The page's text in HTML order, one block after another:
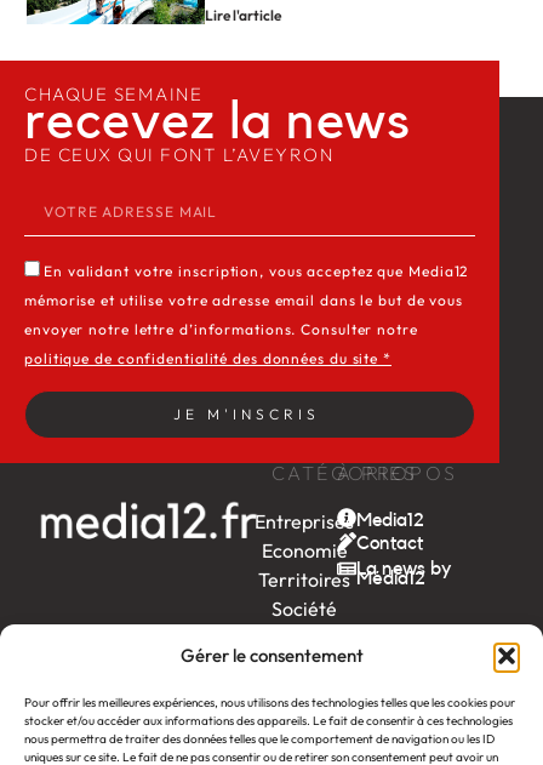
Gérer le consentement
Pour offrir les meilleures expériences, nous utilisons des technologies telles que les cookies pour
stocker et/ou accéder aux informations des appareils. Le fait de consentir à ces technologies
nous permettra de traiter des données telles que le comportement de navigation ou les ID
uniques sur ce site. Le fait de ne pas consentir ou de retirer son consentement peut avoir un
Lire l'article
CATÉGORIES
Entreprises
Economie
Territoires
Société
end
Ambition
by EDF
À PROPOS
Media12
Contact
La news by
Média12
CHAQUE SEMAINE
recevez la news​
DE CEUX QUI FONT L’AVEYRON
En validant votre inscription, vous acceptez que Media12
mémorise et utilise votre adresse email dans le but de vous
envoyer notre lettre d’informations. Consulter notre
politique de confidentialité des données du site *
JE M'INSCRIS